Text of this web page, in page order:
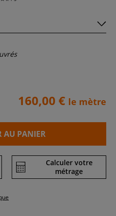
160,00 € le mètre
AU PANIER
Calculer votre
métrage